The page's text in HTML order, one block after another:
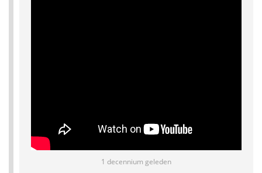
1 decennium geleden